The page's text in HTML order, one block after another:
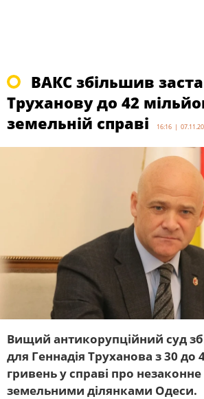
ВАКС збільшив
Труханову до 42
земельній справі
16:16 |
Вищий антикорупційний суд
для Геннадія Труханова з 30 до
гривень у справі про
земельними ділянками Одеси.